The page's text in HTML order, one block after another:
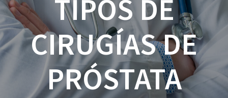
TIPOS DE
CIRUGÍAS DE
PRÓSTATA